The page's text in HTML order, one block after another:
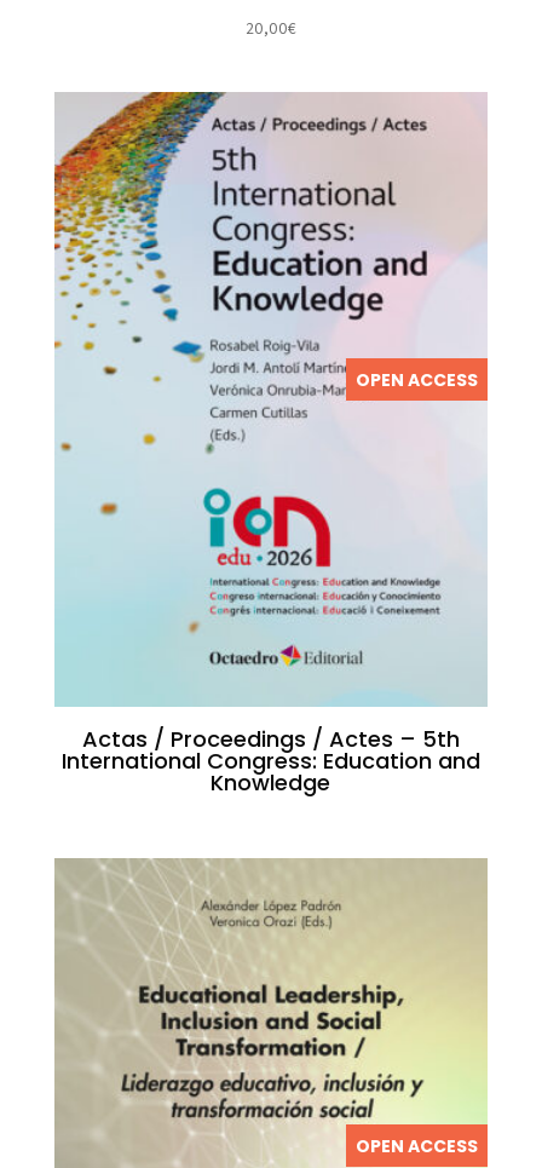
20,00€
OPEN ACCESS
Actas / Proceedings / Actes – 5th
International Congress: Education and
Knowledge
OPEN ACCESS